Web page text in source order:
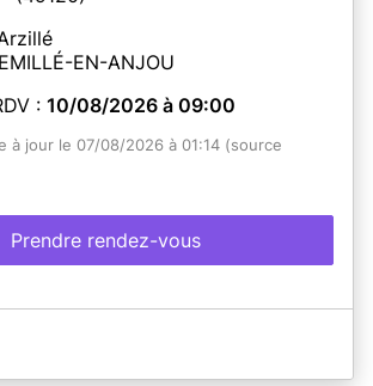
En savoir plus
EN-ANJOU
: 10/08/2026 à 09:00
à jour le 07/08/2026 à 01:14 (source
Prendre rendez-vous